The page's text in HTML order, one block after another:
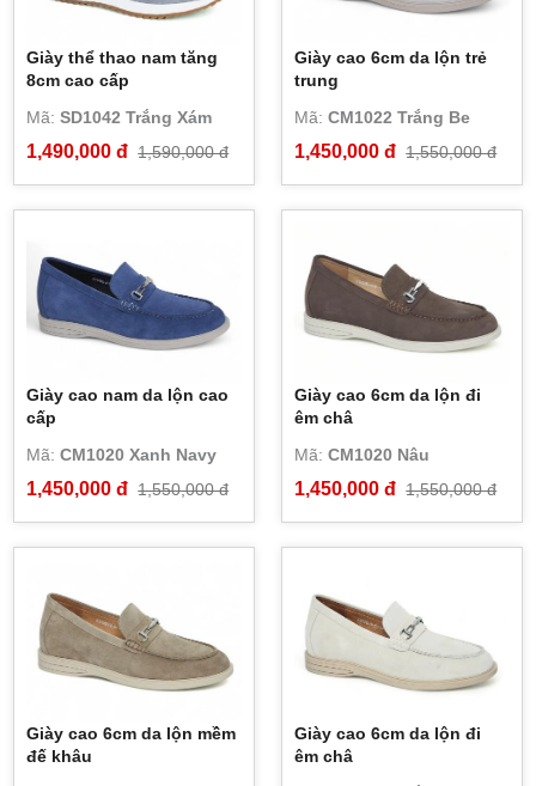
Giày thể thao nam tăng
8cm cao cấp
Mã:SD1042 Trắng Xám
1,490,000 đ 1,590,000 đ
Giày cao 6cm da lộn trẻ
trung
Mã:CM1022 Trắng Be
1,450,000 đ 1,550,000 đ
Giày cao nam da lộn cao
cấp
Mã:CM1020 Xanh Navy
1,450,000 đ 1,550,000 đ
Giày cao 6cm da lộn đi
êm châ
Mã:CM1020 Nâu
1,450,000 đ 1,550,000 đ
Giày cao 6cm da lộn mềm
đế khâu
Giày cao 6cm da lộn đi
êm châ